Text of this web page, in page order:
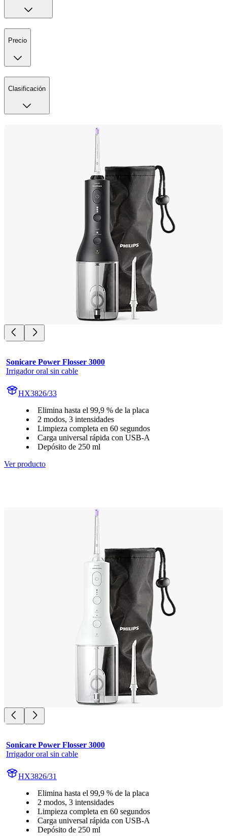
Precio
Clasificación
Sonicare Power Flosser 3000
Irrigador oral sin cable
HX3826/33
Elimina hasta el 99,9 % de la placa
2 modos, 3 intensidades
Limpieza completa en 60 segundos
Carga universal rápida con USB-A
Depósito de 250 ml
Ver producto
Sonicare Power Flosser 3000
Irrigador oral sin cable
HX3826/31
Elimina hasta el 99,9 % de la placa
2 modos, 3 intensidades
Limpieza completa en 60 segundos
Carga universal rápida con USB-A
Depósito de 250 ml